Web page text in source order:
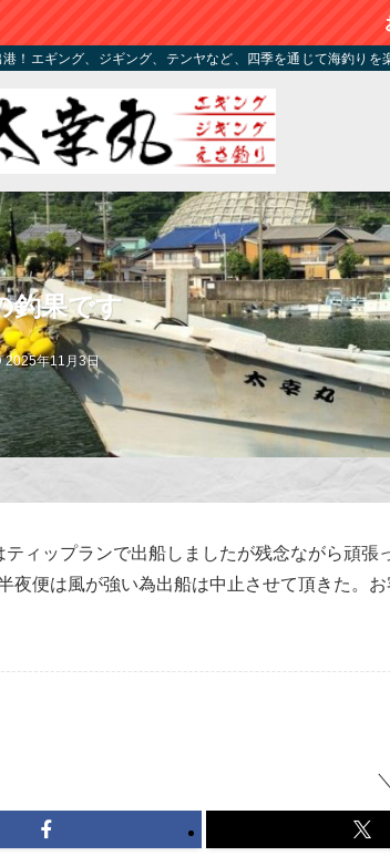
！エギング、ジギング、テンヤなど、四季を通じて海釣りを
釣果です
2025年11月3日
ティップランで出船しましたが残念ながら頑
夜便は風が強い為出船は中止させて頂きた。